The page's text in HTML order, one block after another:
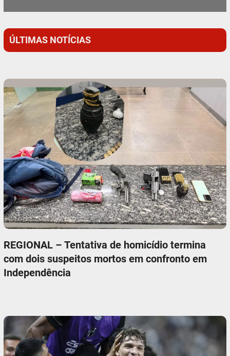
ÚLTIMAS NOTÍCIAS
REGIONAL – Tentativa de homicídio termina
com dois suspeitos mortos em confronto em
Independência